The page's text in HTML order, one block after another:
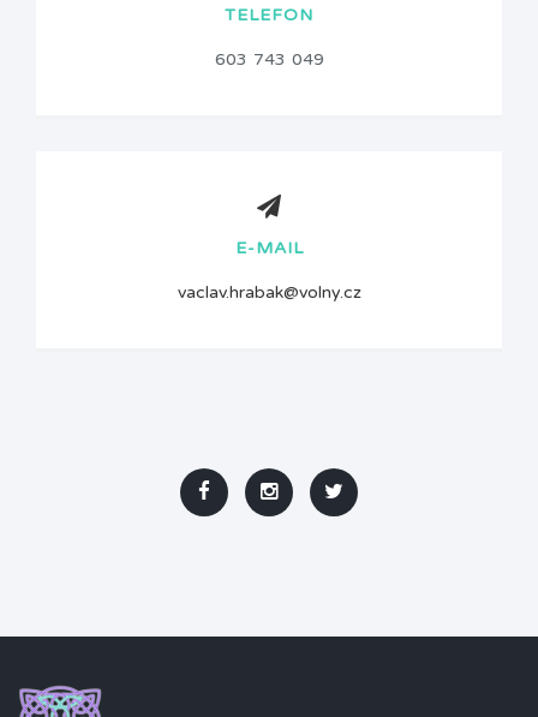
TELEFON
603 743 049
E-MAIL
vaclav.hrabak@volny.cz